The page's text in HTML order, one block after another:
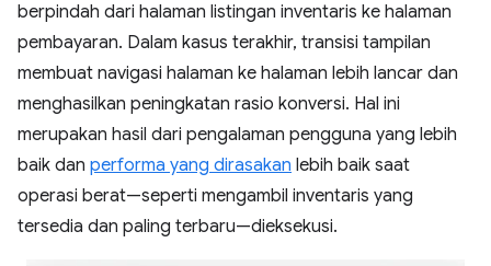
berpindah dari halaman listingan inventaris ke halaman
pembayaran. Dalam kasus terakhir, transisi tampilan
membuat navigasi halaman ke halaman lebih lancar dan
menghasilkan peningkatan rasio konversi. Hal ini
merupakan hasil dari pengalaman pengguna yang lebih
baik dan performa yang dirasakan lebih baik saat
operasi berat—seperti mengambil inventaris yang
tersedia dan paling terbaru—dieksekusi.